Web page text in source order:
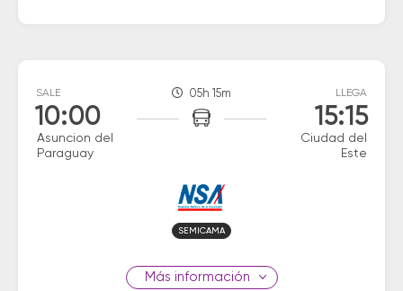
SALE
10:00
Asuncion del
Paraguay
05h 15m LLEGA
15:15
Ciudad del
Este
SEMICAMA
información